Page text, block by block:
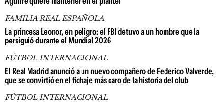
FAMILIA REAL ESPAÑOLA
La princesa Leonor, en peligro: el FBI detuvo a un hombre que la
persiguió durante el Mundial 2026
FÚTBOL INTERNACIONAL
El Real Madrid anunció a un nuevo compañero de Federico Valverde,
que se convirtió en el fichaje más caro de la historia del club
FÚTBOL INTERNACIONAL